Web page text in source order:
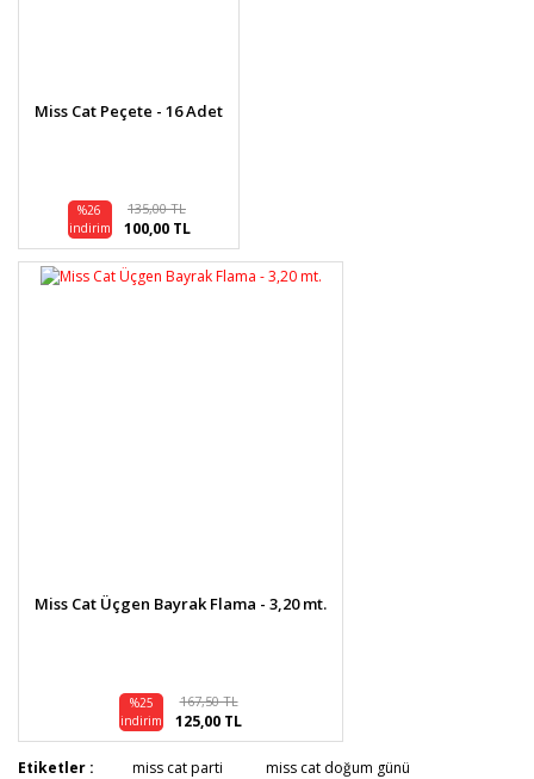
Miss Cat Peçete - 16 Adet
%26
indirim
135,00 TL
100,00 TL
Miss Cat Üçgen Bayrak Flama - 3,20 mt.
%25
indirim
167,50 TL
125,00 TL
Etiketler : miss cat parti
miss cat doğum günü